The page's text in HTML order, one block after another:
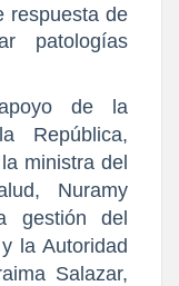
respuesta de
patologías
de la
República,
ministra del
Nuramy
gestión del
la Autoridad
Salazar,